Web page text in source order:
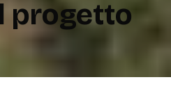
progetto